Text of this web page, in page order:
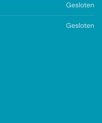
Gesloten
Gesloten